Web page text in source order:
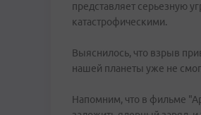
представляет серьезную
катастрофическими.
Выяснилось, что взрыв
нашей планеты уже не
Напомним, что в фильме